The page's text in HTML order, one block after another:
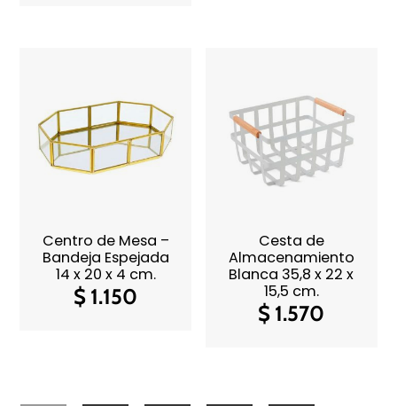
Centro de Mesa –
Bandeja Espejada
14 x 20 x 4 cm.
$ 1.150
Cesta de
Almacenamiento
Blanca 35,8 x 22 x
15,5 cm.
$ 1.570